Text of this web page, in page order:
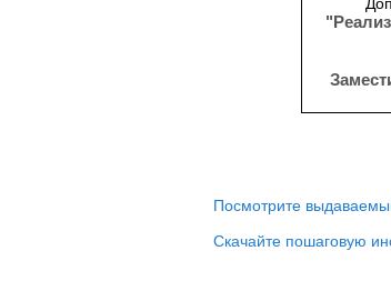
Посмотрите
Скачайте пошаговую